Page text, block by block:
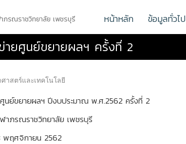
ภรณราชวิทยาลัย เพชรบุรี หน้าหลัก ข้อมูลทั่วไป
ายศูนย์ขยายผลฯ ครั้งที่ 2
าสตร์และเทคโนโลยี
ศูนย์ขยายผลฯ ปีงบประมาณ พ.ศ.2562 ครั้งที่ 2
าภรณราชวิทยาลัย เพชรบุรี
พฤศจิกายน 2562